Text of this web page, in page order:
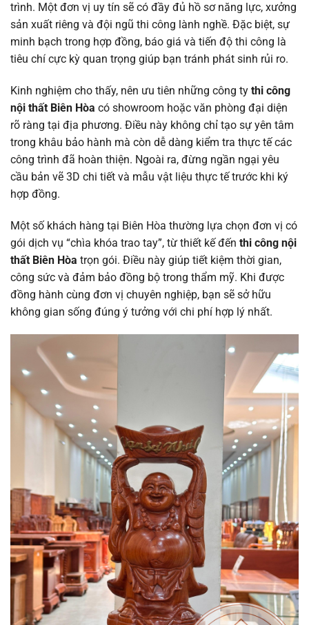
trình. Một đơn vị uy tín sẽ có đầy đủ hồ sơ năng lực, xưởng
sản xuất riêng và đội ngũ thi công lành nghề. Đặc biệt, sự
minh bạch trong hợp đồng, báo giá và tiến độ thi công là
tiêu chí cực kỳ quan trọng giúp bạn tránh phát sinh rủi ro.
Kinh nghiệm cho thấy, nên ưu tiên những công ty thi công
nội thất Biên Hòa có showroom hoặc văn phòng đại diện
rõ ràng tại địa phương. Điều này không chỉ tạo sự yên tâm
trong khâu bảo hành mà còn dễ dàng kiểm tra thực tế các
công trình đã hoàn thiện. Ngoài ra, đừng ngần ngại yêu
cầu bản vẽ 3D chi tiết và mẫu vật liệu thực tế trước khi ký
hợp đồng.
Một số khách hàng tại Biên Hòa thường lựa chọn đơn vị có
gói dịch vụ “chìa khóa trao tay”, từ thiết kế đến thi công nội
thất Biên Hòa trọn gói. Điều này giúp tiết kiệm thời gian,
công sức và đảm bảo đồng bộ trong thẩm mỹ. Khi được
đồng hành cùng đơn vị chuyên nghiệp, bạn sẽ sở hữu
không gian sống đúng ý tưởng với chi phí hợp lý nhất.